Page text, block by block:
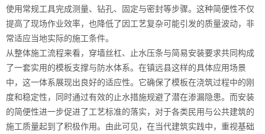
使用常规工具完成测量、钻孔、固定与密封等步骤。这种简便性不仅
提高了现场作业效率，也降低了因工艺复杂可能引发的质量波动，非
常适应当地实际的施工条件。
从整体施工流程来看，穿墙丝杠、止水压条与简易安装要求共同构成
了一套实用的模板支撑与防水体系。在镇远县这样的具体应用场景
中，这一体系展现出良好的适应性。它确保了模板在浇筑过程中的刚
度和稳定性，同时通过有效的止水措施规避了潜在渗漏隐患。而安装
的简便性进一步促进了工艺标准的落实，对于各类民用与公共建筑的
施工质量起到了积极作用。由此可见，在当代建筑实践中，重视基础